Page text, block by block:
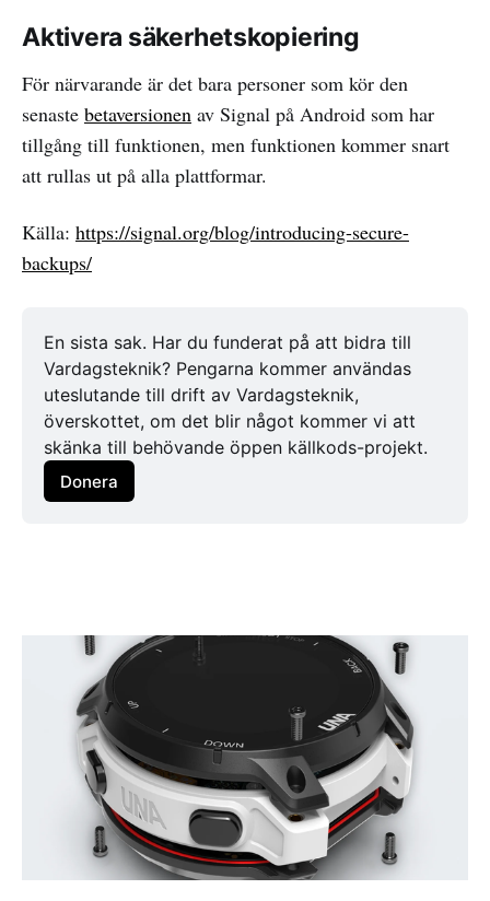
Aktivera säkerhetskopiering
För närvarande är det bara personer som kör den
senaste betaversionen av Signal på Android som har
tillgång till funktionen, men funktionen kommer snart
att rullas ut på alla plattformar.
Källa: https://signal.org/blog/introducing-secure-
backups/
En sista sak. Har du funderat på att bidra till
Vardagsteknik? Pengarna kommer användas
uteslutande till drift av Vardagsteknik,
överskottet, om det blir något kommer vi att
skänka till behövande öppen källkods-projekt.
Donera